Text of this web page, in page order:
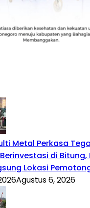
Metal Perkasa
di Bitung,
Lokasi
Agustus 6, 2026